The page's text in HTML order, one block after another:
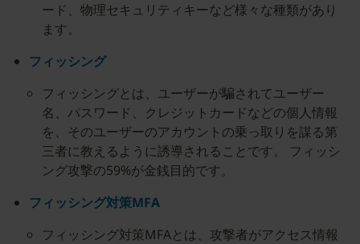
ード、物理セキュリティキーなど様々な種類があり
ます。
フィッシング
フィッシングとは、ユーザーが騙されてユーザー
名、パスワード、クレジットカードなどの個人情報
を、そのユーザーのアカウントの乗っ取りを謀る第
三者に教えるように誘導されることです。 フィッシ
ング攻撃の59%が金銭目的です。
フィッシング対策MFA
フィッシング対策MFAとは、攻撃者がアクセス情報